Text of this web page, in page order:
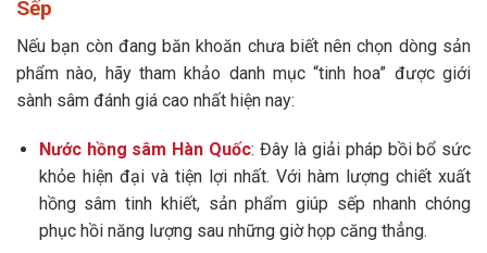
Sếp
Nếu bạn còn đang băn khoăn chưa biết nên chọn dòng sản
phẩm nào, hãy tham khảo danh mục “tinh hoa” được giới
sành sâm đánh giá cao nhất hiện nay:
Nước hồng sâm Hàn Quốc: Đây là giải pháp bồi bổ sức
khỏe hiện đại và tiện lợi nhất. Với hàm lượng chiết xuất
hồng sâm tinh khiết, sản phẩm giúp sếp nhanh chóng
phục hồi năng lượng sau những giờ họp căng thẳng.